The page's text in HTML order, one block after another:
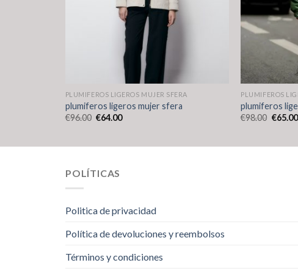
PLUMIFEROS LIGEROS MUJER SFERA
plumiferos ligeros mujer sfera
€96.00 €64.00
PLUMIFEROS
plumiferos
€98.00 €65.00
POLÍTICAS
Politica de privacidad
Política de devoluciones y reembolsos
Términos y condiciones